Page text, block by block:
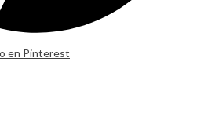
en Pinterest